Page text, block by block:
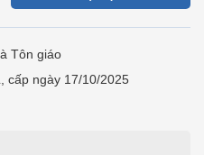
Tôn giáo
cấp ngày 17/10/2025